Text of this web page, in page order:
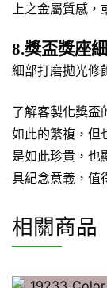
上之金屬質感，
8.獎盃獎座
細部打磨拋光修
了解客製化獎盃
如此的繁複，但
是如此珍貴，也
具紀念意義，值
相關商品